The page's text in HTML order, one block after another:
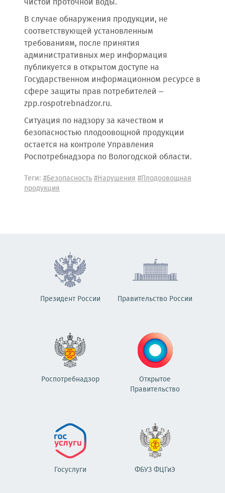
В случае обнаружения продукции, не
соответствующей установленным
требованиям, после принятия
административных мер информация
публикуется в открытом доступе на
Государственном информационном ресурсе в
сфере защиты прав потребителей –
zpp.rospotrebnadzor.ru.
Ситуация по надзору за качеством и
безопасностью плодоовощной продукции
остается на контроле Управления
Роспотребнадзора по Вологодской области.
Теги: #Безопасность#Нарушения#Плодоовощная
продукция
Президент России Правительство России
Роспотребнадзор
Открытое
Правительство
Госуслуги ФБУЗ ФЦГиЭ